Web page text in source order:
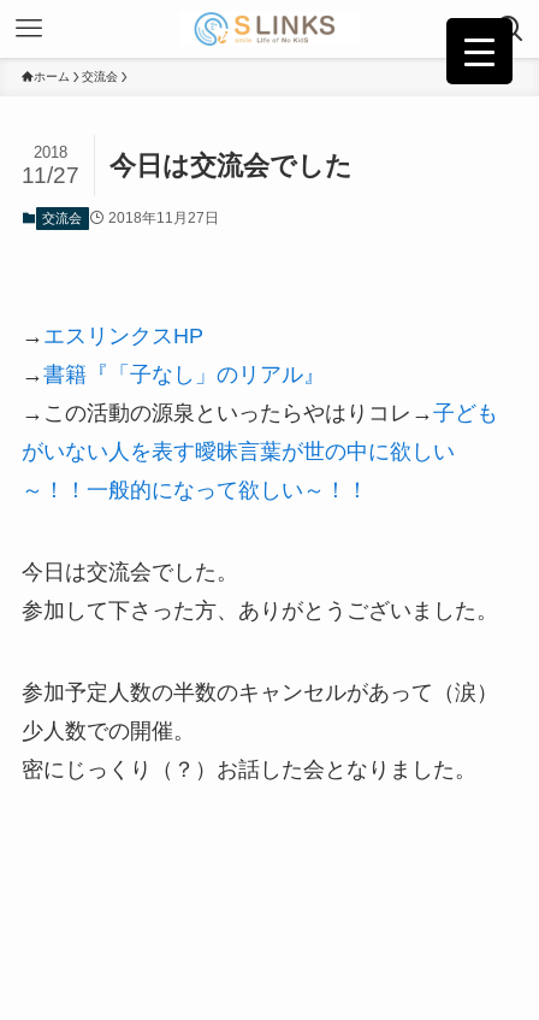
ホーム 交流会
今日は交流会でした
2018
11/27
交流会 2018年11月27日
→ エスリンクスHP
→書籍『「子なし」のリアル』
→この活動の源泉といったらやはりコレ→子ども
がいない人を表す曖昧言葉が世の中に欲しい
～！！一般的になって欲しい～！！
今日は交流会でした。
参加して下さった方、ありがとうございました。
参加予定人数の半数のキャンセルがあって（涙）
少人数での開催。
密にじっくり（？）お話した会となりました。